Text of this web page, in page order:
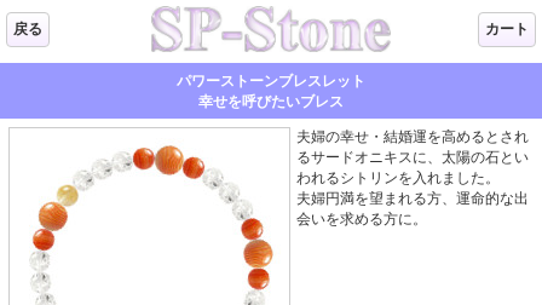
戻る カート
パワーストーンブレスレット
幸せを呼びたいブレス
夫婦の幸せ・結婚運を高めるとされ
るサードオニキスに、太陽の石とい
われるシトリンを入れました。
夫婦円満を望まれる方、運命的な出
会いを求める方に。